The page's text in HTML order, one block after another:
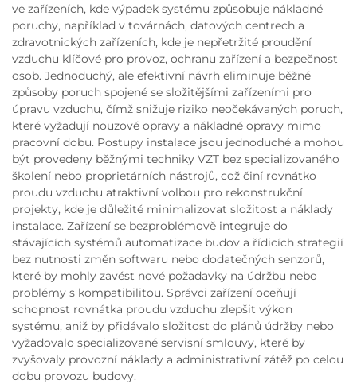
ve zařízeních, kde výpadek systému způsobuje nákladné
poruchy, například v továrnách, datových centrech a
zdravotnických zařízeních, kde je nepřetržité proudění
vzduchu klíčové pro provoz, ochranu zařízení a bezpečnost
osob. Jednoduchý, ale efektivní návrh eliminuje běžné
způsoby poruch spojené se složitějšími zařízeními pro
úpravu vzduchu, čímž snižuje riziko neočekávaných poruch,
které vyžadují nouzové opravy a nákladné opravy mimo
pracovní dobu. Postupy instalace jsou jednoduché a mohou
být provedeny běžnými techniky VZT bez specializovaného
školení nebo proprietárních nástrojů, což činí rovnátko
proudu vzduchu atraktivní volbou pro rekonstrukční
projekty, kde je důležité minimalizovat složitost a náklady
instalace. Zařízení se bezproblémově integruje do
stávajících systémů automatizace budov a řídicích strategií
bez nutnosti změn softwaru nebo dodatečných senzorů,
které by mohly zavést nové požadavky na údržbu nebo
problémy s kompatibilitou. Správci zařízení oceňují
schopnost rovnátka proudu vzduchu zlepšit výkon
systému, aniž by přidávalo složitost do plánů údržby nebo
vyžadovalo specializované servisní smlouvy, které by
zvyšovaly provozní náklady a administrativní zátěž po celou
dobu provozu budovy.